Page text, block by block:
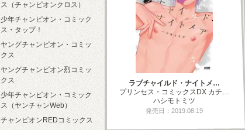
ラブチャイルド・ナイトメ…
プリンセス・コミックスDX カチ…
ハシモトミツ
発売日：2019.08.19
ス（チャンピオンクロス）
少年チャンピオン・コミック
ス・タップ！
ヤングチャンピオン・コミッ
クス
ヤングチャンピオン烈コミッ
クス
少年チャンピオン・コミック
ス（ヤンチャンWeb）
チャンピオンREDコミックス